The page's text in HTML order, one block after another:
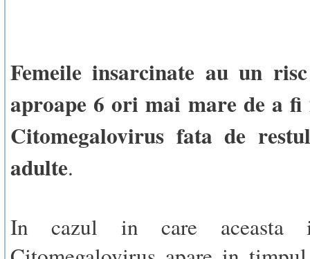
Femeile insarcinate au un
aproape 6 ori mai mare de a fi
Citomegalovirus fata de
adulte.
In cazul in care aceasta